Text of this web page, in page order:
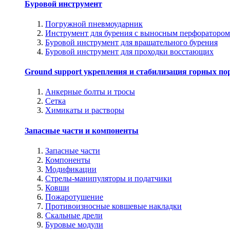
Буровой инструмент
Погружной пневмоударник
Инструмент для бурения с выносным перфоратором
Буровой инструмент для вращательного бурения
Буровой инструмент для проходки восстающих
Ground support укрепления и стабилизация горных
Анкерные болты и тросы
Сетка
Химикаты и растворы
Запасные части и компоненты
Запасные части
Компоненты
Модификации
Стрелы-манипуляторы и податчики
Ковши
Пожаротушение
Противоизносные ковшевые накладки
Скальные дрели
Буровые модули